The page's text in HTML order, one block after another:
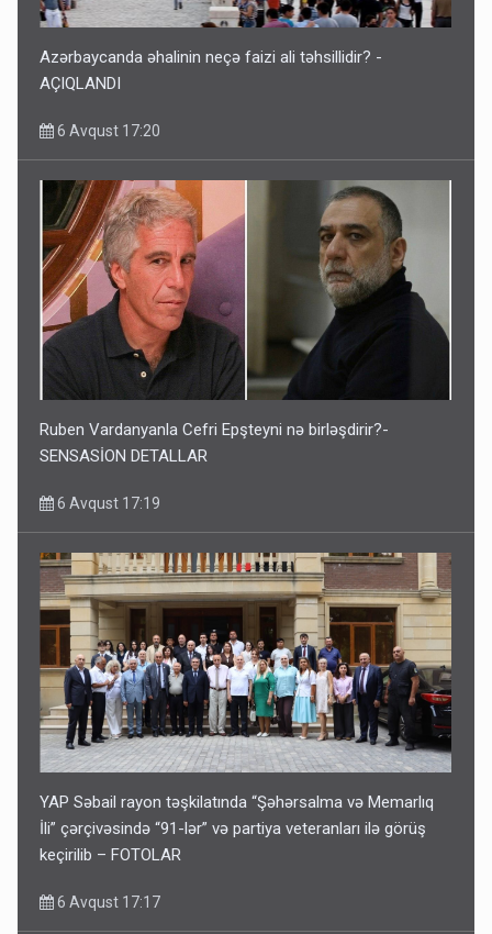
Azərbaycanda əhalinin neçə faizi ali təhsillidir? -
AÇIQLANDI
6 Avqust 17:20
Ruben Vardanyanla Cefri Epşteyni nə birləşdirir?-
SENSASİON DETALLAR
6 Avqust 17:19
YAP Səbail rayon təşkilatında “Şəhərsalma və Memarlıq
İli” çərçivəsində “91-lər” və partiya veteranları ilə görüş
keçirilib – FOTOLAR
6 Avqust 17:17